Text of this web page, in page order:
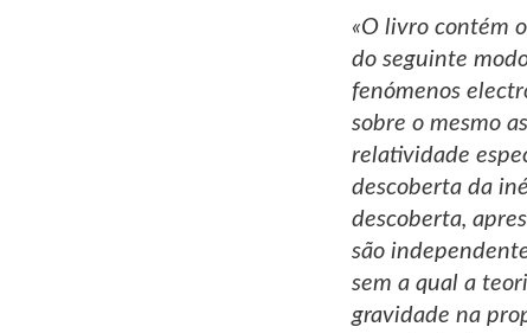
«O livro contém
do seguinte
fenómenos
sobre o mesmo
relatividade
descoberta da
descoberta,
são
sem a qual a
gravidade na